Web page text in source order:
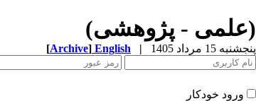
(علمی - پژوهشی)
پنجشنبه 15 مرداد 1405 |
English
[Archive]
ورود خودکار